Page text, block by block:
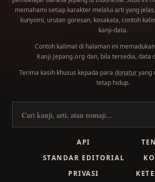
memahami setiap karakter melalui arti yang
kunyomi, urutan goresan, kosakata, contoh
kanji-data.
Contoh kalimat di halaman ini
Kanji.Jepang.org dan, bila tersedia, data
Terima kasih khusus kepada para donaturyang
tetap hidup.
Cari kanji
API
STANDAR EDITORIAL
PRIVASI